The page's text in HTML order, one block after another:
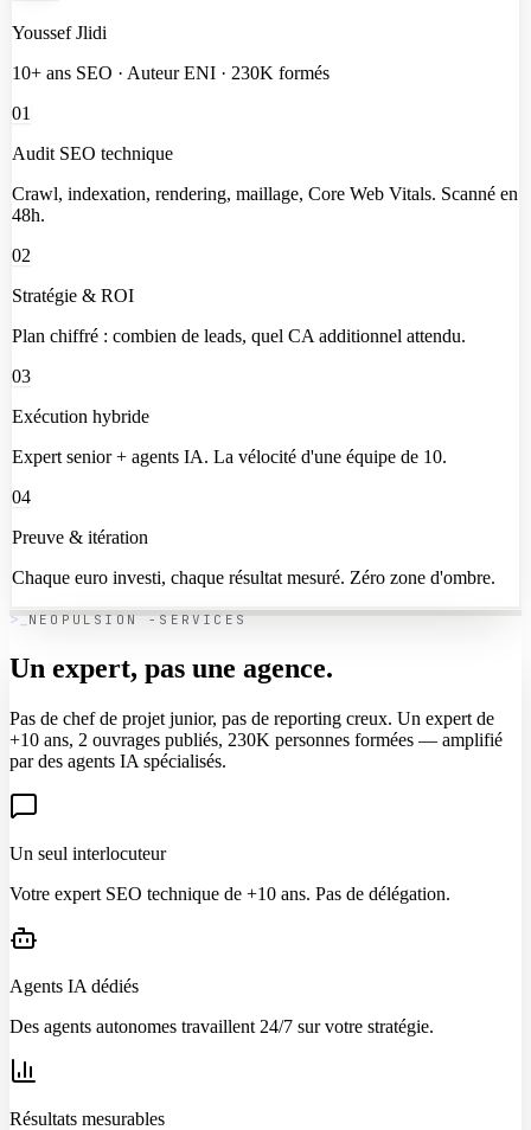
Youssef Jlidi
10+ ans SEO · Auteur ENI · 230K formés
01
Audit SEO technique
Crawl, indexation, rendering, maillage, Core Web Vitals. Scanné en
48h.
02
Stratégie & ROI
Plan chiffré : combien de leads, quel CA additionnel attendu.
03
Exécution hybride
Expert senior + agents IA. La vélocité d'une équipe de 10.
04
Preuve & itération
Chaque euro investi, chaque résultat mesuré. Zéro zone d'ombre.
NEOPULSION -SERVICES
Un expert, pas une agence.
Pas de chef de projet junior, pas de reporting creux. Un expert de
+10 ans, 2 ouvrages publiés, 230K personnes formées — amplifié
par des agents IA spécialisés.
Un seul interlocuteur
Votre expert SEO technique de +10 ans. Pas de délégation.
Agents IA dédiés
Des agents autonomes travaillent 24/7 sur votre stratégie.
Résultats mesurables